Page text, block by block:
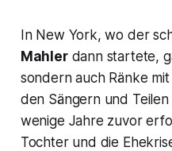
In New York, wo der
Mahlerdann startete,
sondern auch Ränke
den Sängern und
wenige Jahre zuvor
Tochter und die